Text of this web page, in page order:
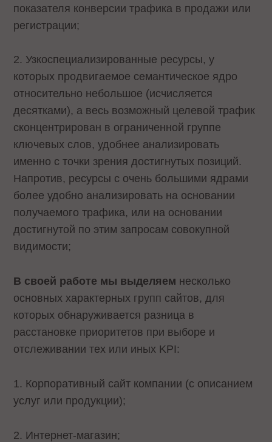
показателя конверсии трафика в продажи или
регистрации;
2. Узкоспециализированные ресурсы, у
которых продвигаемое семантическое ядро
относительно небольшое (исчисляется
десятками), а весь возможный целевой трафик
сконцентрирован в ограниченной группе
ключевых слов, удобнее анализировать
именно с точки зрения достигнутых позиций.
Напротив, ресурсы с очень большими ядрами
более удобно анализировать на основании
получаемого трафика, или на основании
достигнутой по этим запросам совокупной
видимости;
В своей работе мы выделяем несколько
основных характерных групп сайтов, для
которых обнаруживается разница в
расстановке приоритетов при выборе и
отслеживании тех или иных KPI:
1. Корпоративный сайт компании (с описанием
услуг или продукции);
2. Интернет-магазин;